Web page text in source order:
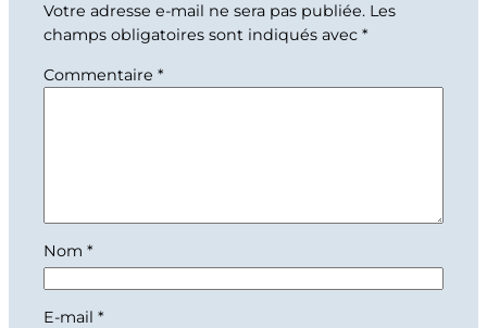
Votre adresse e-mail ne sera pas publiée. Les
champs obligatoires sont indiqués avec *
Commentaire *
Nom *
E-mail *